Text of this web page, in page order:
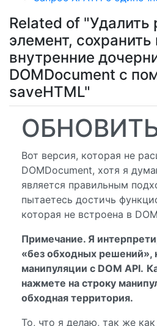
Related of "Удалить
элемент, сохранить
внутренние
DOMDocument с
saveHTML"
Вот версия, которая не
DOMDocument, хотя я
является правильным
пытаетесь достичь
которая не встроена в
Примечание. Я
«без обходных решений»,
манипуляции с DOM API.
нажмете на строку
обходная территория.
То, что я делаю, так же